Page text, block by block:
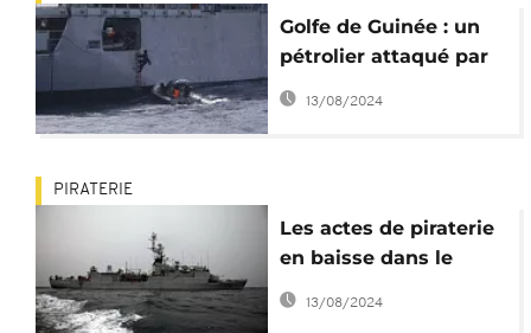
Golfe de Guinée : un
pétrolier attaqué par
des pirates au large
du Congo
13/08/2024
PIRATERIE
Les actes de piraterie
en baisse dans le
Golfe de Guinée
13/08/2024